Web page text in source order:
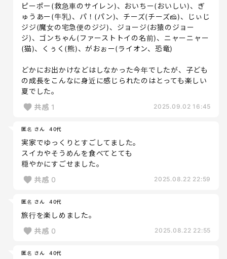
ピーポー(救急車のサイレン)、おいちー(おいしい)、ぎ
ゅうあー(牛乳)、パ！(パン)、チーズ(チーズ🧀)、じぃじ
ジジ(魔女の宅急便のジジ)、ジョージ(お猿のジョー
ジ)、ゴンちゃん(ファーストトイの名前)、ニャーニャー
(猫)、くぅく(熊)、がおぉー(ライオン、恐竜)
どかにお出かけなどはしなかった今年でしたが、子ども
の成長をこんなに身近に感じられたのはとっても楽しい
夏でした。
共感 1 2025.09.02 16:45
匿名 さん 40代
実家でゆっくりとすごしてました。
スイカやそうめんを食べてとても
穏やかにすごせました。
共感 0 2025.08.22 22:59
匿名 さん 40代
旅行を楽しめました。
共感 0 2025.08.22 22:55
匿名 さん 40代